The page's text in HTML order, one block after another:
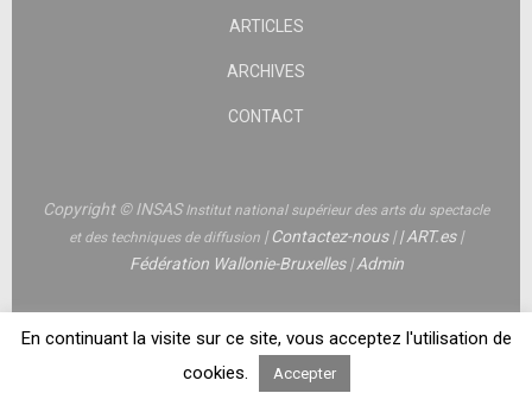
ARTICLES
ARCHIVES
CONTACT
Copyright © INSASInstitut national supérieur des arts du spectacle
et des techniques de diffusion |Contactez-nous||ART.es|
Fédération Wallonie-Bruxelles|Admin
En continuant la visite sur ce site, vous acceptez l'utilisation de
cookies.
Accepter